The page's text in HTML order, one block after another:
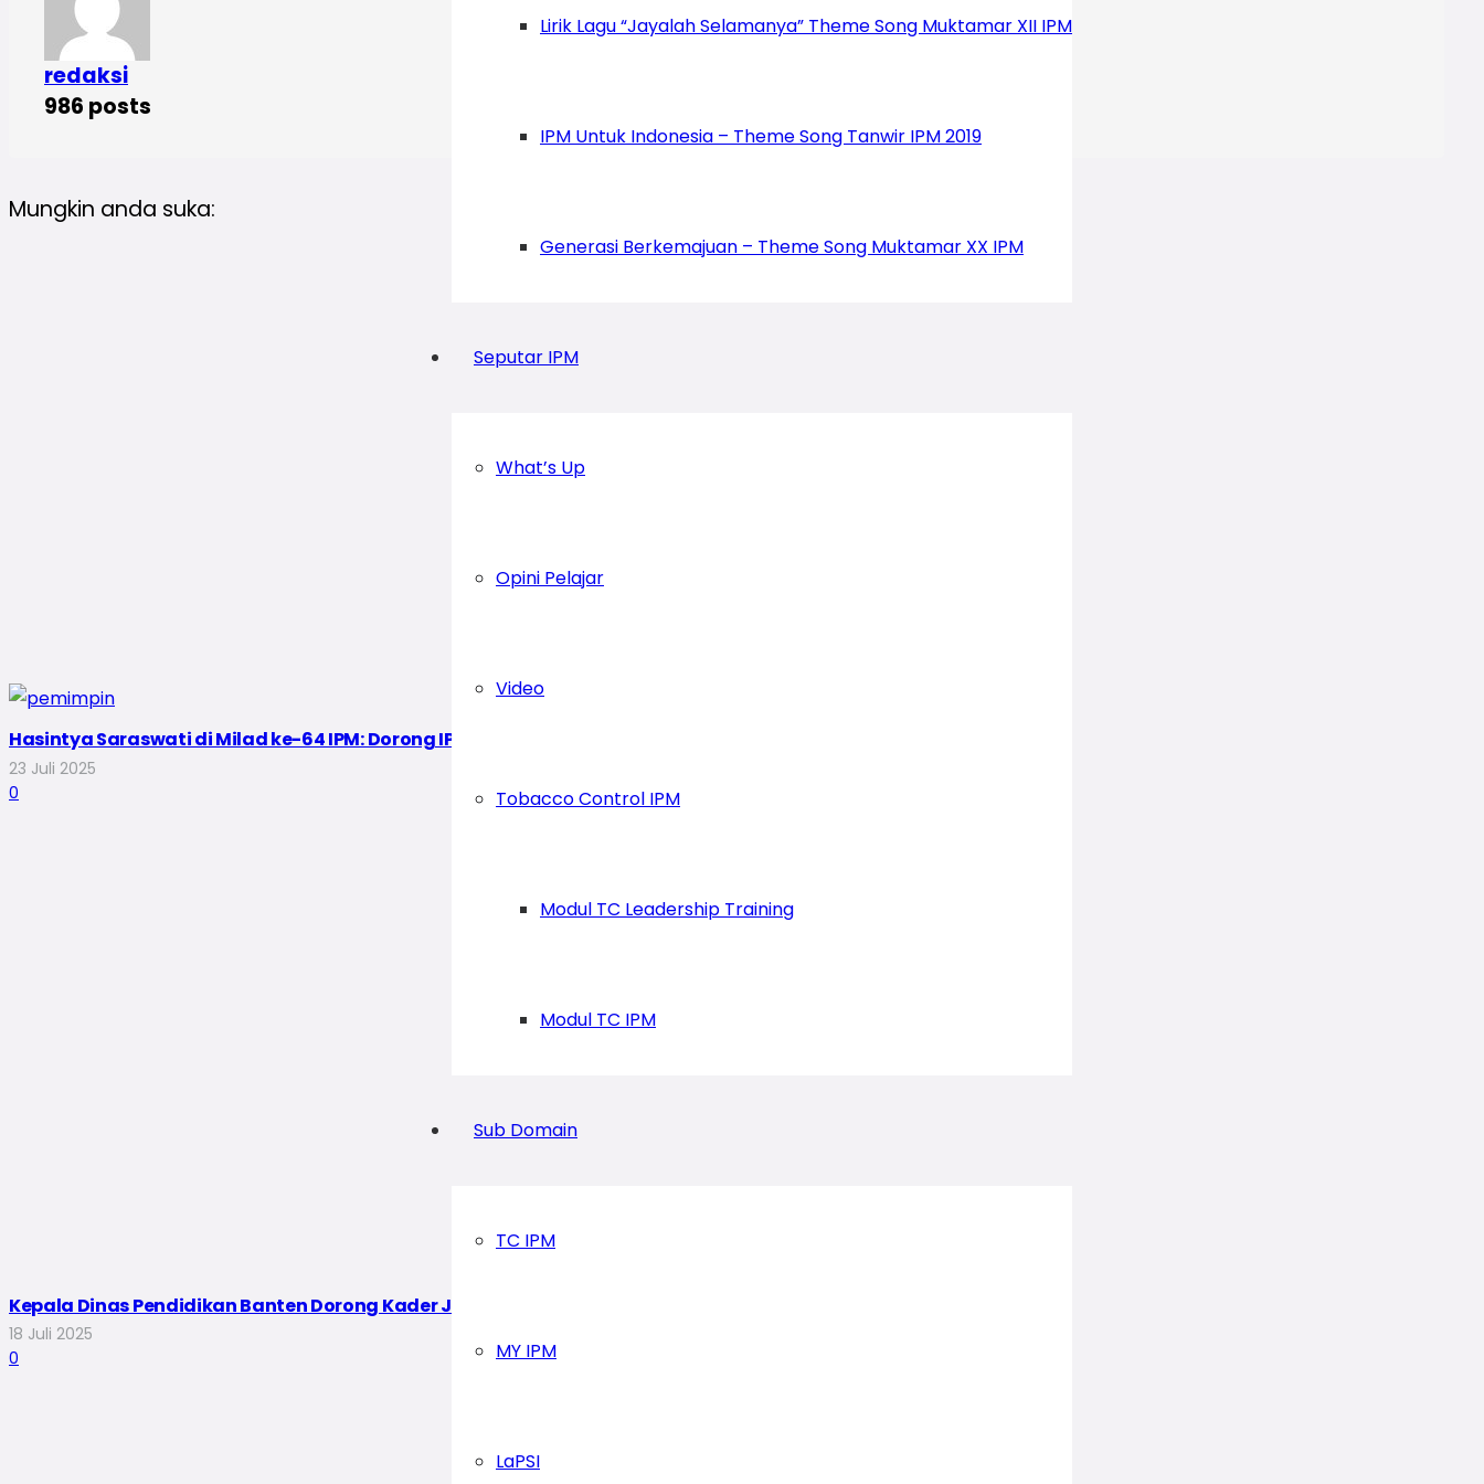
Lirik Lagu “Jayalah Selamanya” Theme Song Muktamar XII IPM
IPM Untuk Indonesia – Theme Song Tanwir IPM 2019
Generasi Berkemajuan – Theme Song Muktamar XX IPM
Seputar IPM
What’s Up
Opini Pelajar
Video
Tobacco Control IPM
Modul TC Leadership Training
Modul TC IPM
Sub Domain
TC IPM
MY IPM
LaPSI
redaksi
986 posts
Mungkin anda suka:
Hasintya Saraswati di Milad ke-64 IPM: Dorong IPM Terus Berkarya dan Cetak Pemimpin Bangsa
23 Juli 2025
0
Kepala Dinas Pendidikan Banten Dorong Kader Jadi Pelajar Berdampak Lewat Apel Milad ke-64
18 Juli 2025
0